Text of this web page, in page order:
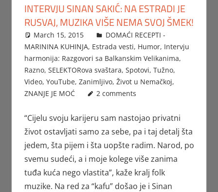
INTERVJU SINAN SAKIĆ: NA ESTRADI JE
RUSVAJ, MUZIKA VIŠE NEMA SVOJ ŠMEK!
March 15, 2015 Beba
DOMAĆI RECEPTI -
MARININA KUHINJA, Estrada vesti, Humor, Intervju
harmonija: Razgovori sa Balkanskim Velikanima,
Razno, SELEKTORova svaštara, Spotovi, Tužno,
Video, YouTube, Zanimljivo, Život u Nemačkoj,
ZNANJE JE MOĆ
2 comments
“Cijelu svoju karijeru sam nastojao privatni
život ostavljati samo za sebe, pa i taj detalj šta
jedem, šta pijem i šta uopšte radim. Narod, po
svemu sudeći, a i moje kolege više zanima
tuđa kuća nego vlastita”, kaže kralj folk
muzike. Na red za “kafu” došao je i Sinan